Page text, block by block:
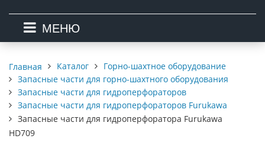
МЕНЮ
Главная Каталог
Горно-шахтное оборудование
Запасные части для горно-шахтного оборудования
Запасные части для гидроперфораторов
Запасные части для гидроперфораторов Furukawa
Запасные части для гидроперфоратора Furukawa
HD709